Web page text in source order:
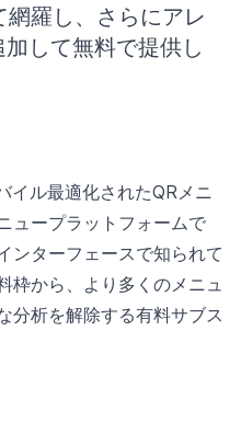
羅し、さらにアレ
して無料で提供し
イル最適化されたQRメニ
ュープラットフォームで
ンターフェースで知られて
枠から、より多くのメニュ
分析を解除する有料サブス